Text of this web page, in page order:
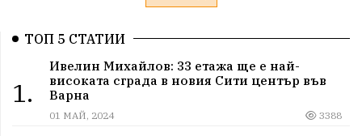
ТОП 5 СТАТИИ
1.
Ивелин Михайлов: 33 етажа ще е най-
високата сграда в новия Сити център във
Варна
01 МАЙ, 2024 3388